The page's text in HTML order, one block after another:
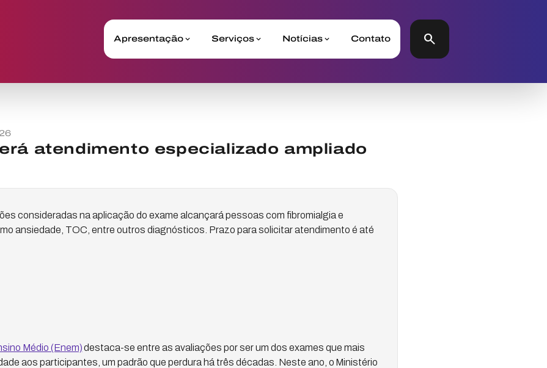
Apresentação Serviços Notícias Contato search
atendimento especializado ampliado
consideradas na aplicação do exame alcançará pessoas com fibromialgia e
ansiedade, TOC, entre outros diagnósticos. Prazo para solicitar atendimento é até
Médio (Enem)destaca-se entre as avaliações por ser um dos exames que mais
aos participantes, um padrão que perdura há três décadas. Neste ano, o Ministério